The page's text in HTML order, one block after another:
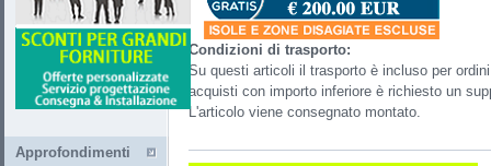
Condizioni di trasporto:
Su questi articoli il trasporto è incluso per
acquisti con importo inferiore è richiesto un
L'articolo viene consegnato montato.
Approfondimenti